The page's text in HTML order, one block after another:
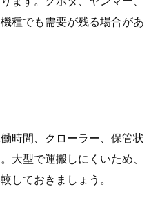
種でも需要が残る場合があ
時間、クローラー、保管状
大型で運搬しにくいため、
しておきましょう。